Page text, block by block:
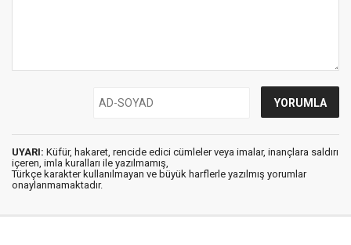
UYARI: Küfür, hakaret, rencide edici cümleler veya imalar, inançlara saldırı
içeren, imla kuralları ile yazılmamış,
Türkçe karakter kullanılmayan ve büyük harflerle yazılmış yorumlar
onaylanmamaktadır.